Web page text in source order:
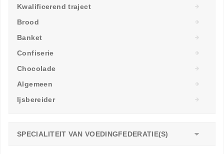
Kwalificerend traject
Brood
Banket
Confiserie
Chocolade
Algemeen
Ijsbereider
SPECIALITEIT VAN VOEDINGFEDERATIE(S)